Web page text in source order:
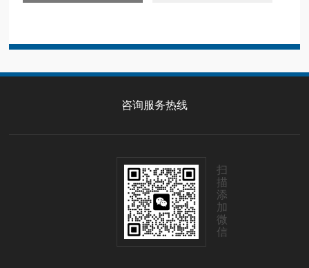
咨询服务热线
扫
描
添
加
微
信